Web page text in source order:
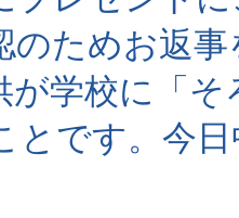
のためお返
が学校に「
とです。今